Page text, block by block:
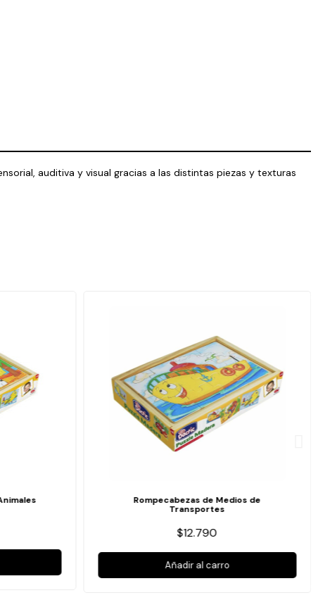
auditiva y visual gracias a las distintas piezas y texturas
Rompecabezas de Medios de
Transportes
$12.790
Añadir al carro